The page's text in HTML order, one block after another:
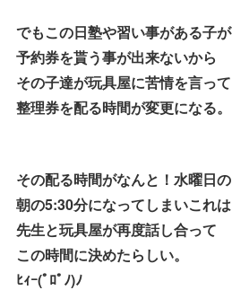
でもこの日塾や習い事がある子が
予約券を貰う事が出来ないから
その子達が玩具屋に苦情を言って
整理券を配る時間が変更になる。
その配る時間がなんと！水曜日の
朝の5:30分になってしまいこれは
先生と玩具屋が再度話し合って
この時間に決めたらしい。
ﾋｨｰ(ﾟﾛﾟﾉ)ﾉ